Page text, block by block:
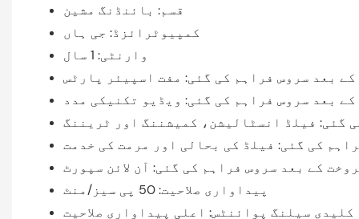
قسم: بائنڈنگ مشین
کمپیوٹرائزڈ: جی ہاں
وارنٹی: 1 سال
کے بعد سروس فراہم کی گئی: مفت اسپیئر پارٹس
کے بعد سروس فراہم کی گئی: ویڈیو تکنیکی مدد
گئی: فیلڈ انسٹالیشن، کمیشننگ اور ٹریننگ
کی گئی: فیلڈ کی بحالی اور مرمت کی خدمت
کے بعد سروس فراہم کی گئی: آن لائن سپورٹ
پیداواری صلاحیت: 50 پی سیز/منٹ
کلیدی سیلنگ پوائنٹس: اعلی پیداواری صلاحیت